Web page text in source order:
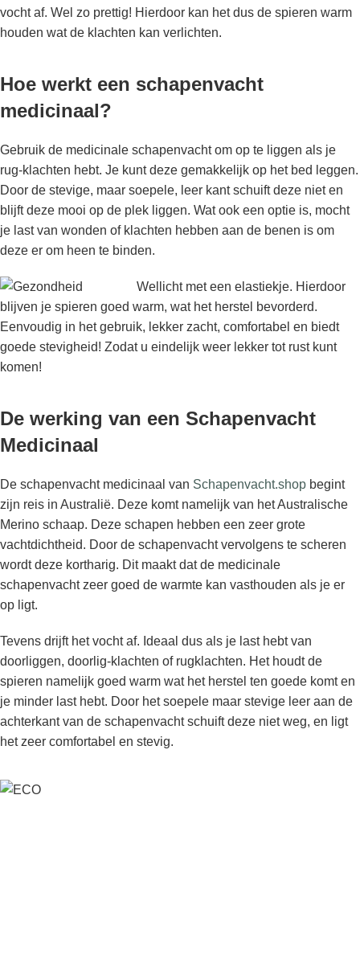
vocht af. Wel zo prettig! Hierdoor kan het dus de spieren warm
houden wat de klachten kan verlichten.
Hoe werkt een schapenvacht
medicinaal?
Gebruik de medicinale schapenvacht om op te liggen als je
rug-klachten hebt. Je kunt deze gemakkelijk op het bed leggen.
Door de stevige, maar soepele, leer kant schuift deze niet en
blijft deze mooi op de plek liggen. Wat ook een optie is, mocht
je last van wonden of klachten hebben aan de benen is om
deze er om heen te binden.
Wellicht met een elastiekje. Hierdoor
blijven je spieren goed warm, wat het herstel bevorderd.
Eenvoudig in het gebruik, lekker zacht, comfortabel en biedt
goede stevigheid! Zodat u eindelijk weer lekker tot rust kunt
komen!
De werking van een Schapenvacht
Medicinaal
De schapenvacht medicinaal van Schapenvacht.shop begint
zijn reis in Australië. Deze komt namelijk van het Australische
Merino schaap. Deze schapen hebben een zeer grote
vachtdichtheid. Door de schapenvacht vervolgens te scheren
wordt deze kortharig. Dit maakt dat de medicinale
schapenvacht zeer goed de warmte kan vasthouden als je er
op ligt.
Tevens drijft het vocht af. Ideaal dus als je last hebt van
doorliggen, doorlig-klachten of rugklachten. Het houdt de
spieren namelijk goed warm wat het herstel ten goede komt en
je minder last hebt. Door het soepele maar stevige leer aan de
achterkant van de schapenvacht schuift deze niet weg, en ligt
het zeer comfortabel en stevig.